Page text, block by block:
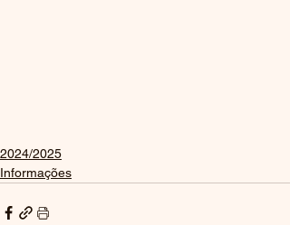
2024/2025
Informações